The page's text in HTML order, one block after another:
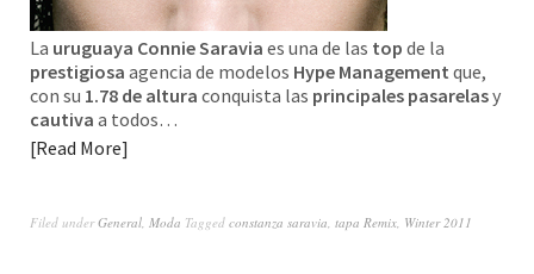
La uruguaya Connie Saravia es una de las top de la
prestigiosa agencia de modelos Hype Management que,
con su 1.78 de altura conquista las principales pasarelasy
cautiva a todos…
Read More
Filed underGeneral, Moda Tagged constanza saravia, tapa Remix, Winter 2011